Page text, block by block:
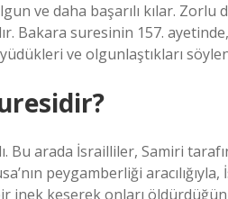
ve daha başarılı kılar. Zorlu
Bakara suresinin 157.
ve olgunlaştıkları
Bu arada İsrailliler, Samiri
peygamberliği
inek keserek onları